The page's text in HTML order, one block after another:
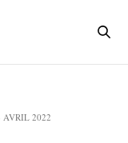
AVRIL 2022